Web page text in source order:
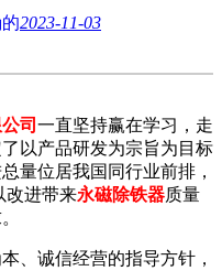
2023-11-03
司 一直坚持赢在学习，走
以产品研发为宗旨为目标
量位居我国同行业前排，
改进带来永磁除铁器质量
诚信经营的指导方针，